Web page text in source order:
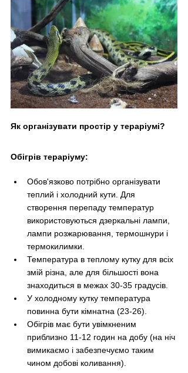
Як організувати простір у тераріумі?
Обігрів тераріуму:
Обов'язково потрібно організувати
теплий і холодний кути. Для
створення перепаду температур
використовуються дзеркальні лампи,
лампи розжарювання, термошнури і
термокилимки.
Температура в теплому кутку для всіх
змій різна, але для більшості вона
знаходиться в межах 30-35 градусів.
У холодному кутку температура
повинна бути кімнатна (23-26).
Обігрів має бути увімкненим
приблизно 11-12 годин на добу (на ніч
вимикаємо і забезпечуємо таким
чином добові коливання).